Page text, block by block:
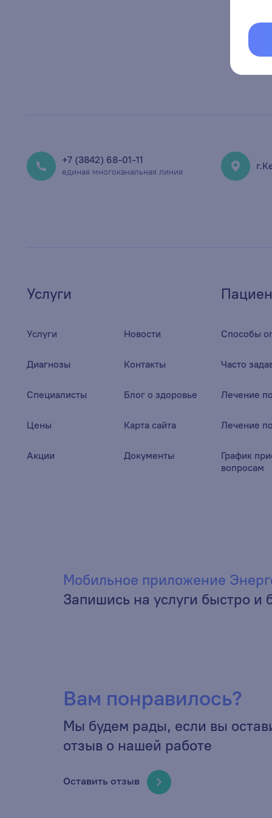
+7 (3842) 68-01-11
единая многоканальная линия
Услуги
Услуги
Диагнозы
Специалисты
Цены
Акции
Новости
Контакты
Блог о здоровье
Карта сайта
Документы
Способы
Часто
Лечение
Лечение
График
вопросам
Мобильное приложение
Запишись на услуги быстро и
Вам понравилось?
Мы будем рады, если вы
отзыв о нашей работе
Оставить отзыв